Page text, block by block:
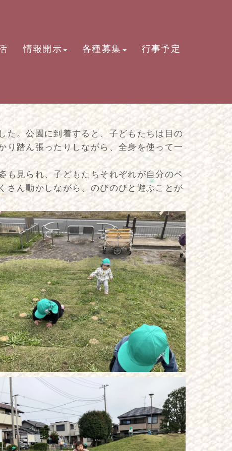
情報開示 各種募集 行事予定
た。公園に到着すると、子どもたちは目の
り踏ん張ったりしながら、全身を使って一
も見られ、子どもたちそれぞれが自分のペ
さん動かしながら、のびのびと遊ぶことが